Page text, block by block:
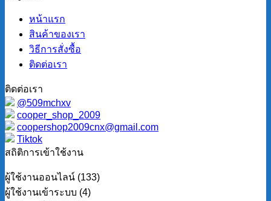
หน้าแรก
สินค้าของเรา
วิธีการสั่งซื้อ
ติดต่อเรา
ติดต่อเรา
@509mchxv
cooper_shop_2009
coopershop2009cnx@gmail.com
Tiktok
สถิติการเข้าใช้งาน
ผู้ใช้งานออนไลน์ (133)
ผู้ใช้งานเข้าระบบ (4)